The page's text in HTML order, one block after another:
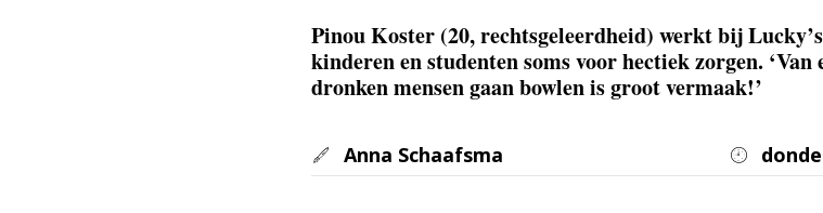
Pinou Koster (20, rechtsgeleerdheid) werkt bij
kinderen en studenten soms voor hectiek zorgen.
dronken mensen gaan bowlen is groot vermaak!’
Anna Schaafsma